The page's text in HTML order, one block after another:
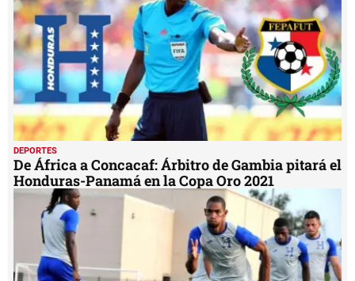
DEPORTES
De África a Concacaf: Árbitro de Gambia pitará el
Honduras-Panamá en la Copa Oro 2021